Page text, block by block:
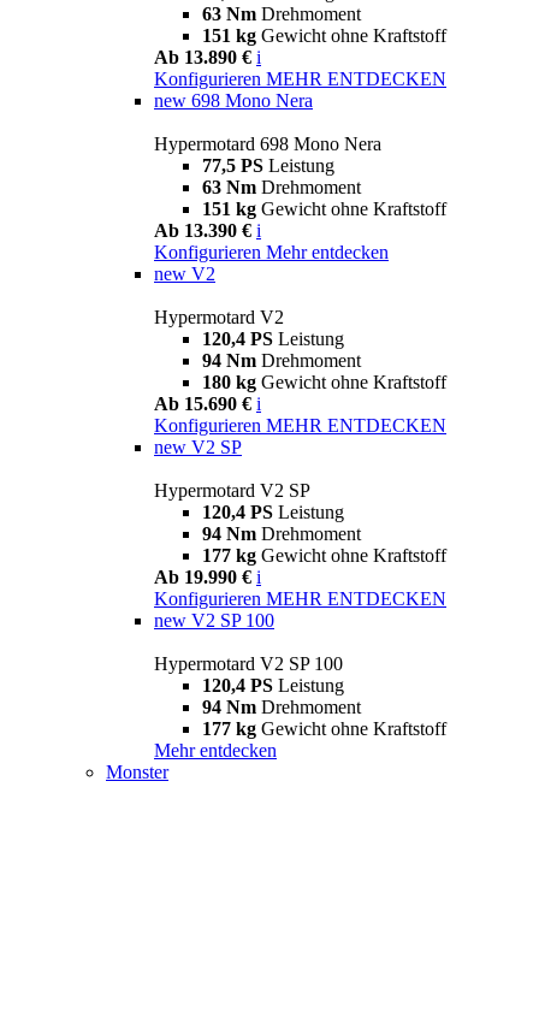
63 Nm Drehmoment
151 kg Gewicht ohne Kraftstoff
Ab 13.890 € i
Konfigurieren MEHR ENTDECKEN
new 698 Mono Nera
Hypermotard 698 Mono Nera
77,5 PS Leistung
63 Nm Drehmoment
151 kg Gewicht ohne Kraftstoff
Ab 13.390 € i
Konfigurieren Mehr entdecken
new V2
Hypermotard V2
120,4 PS Leistung
94 Nm Drehmoment
180 kg Gewicht ohne Kraftstoff
Ab 15.690 € i
Konfigurieren MEHR ENTDECKEN
new V2 SP
Hypermotard V2 SP
120,4 PS Leistung
94 Nm Drehmoment
177 kg Gewicht ohne Kraftstoff
Ab 19.990 € i
Konfigurieren MEHR ENTDECKEN
new V2 SP 100
Hypermotard V2 SP 100
120,4 PS Leistung
94 Nm Drehmoment
177 kg Gewicht ohne Kraftstoff
Mehr entdecken
Monster